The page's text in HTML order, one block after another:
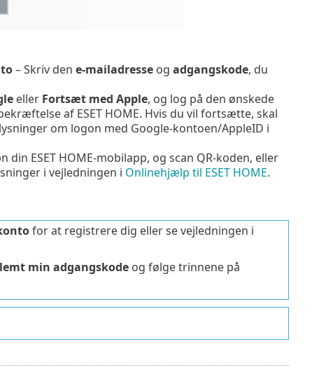
– Skriv den e-mailadresseog adgangskode, du
eller Fortsæt med Apple, og log på den ønskede
af ESET HOME. Hvis du vil fortsætte, skal
om logon med Google-kontoen/AppleID i
din ESET HOME-mobilapp, og scan QR-koden, eller
i vejledningen i Onlinehjælp til ESET HOME.
for at registrere dig eller se vejledningen i
min adgangskodeog følge trinnene på